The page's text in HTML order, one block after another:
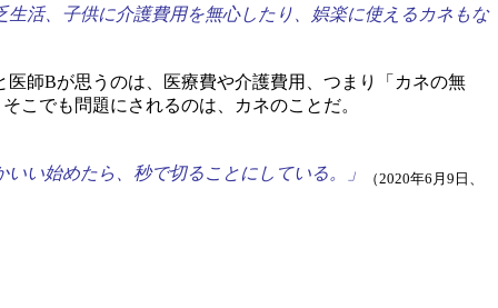
活、子供に介護費用を無心したり、娯楽に使えるカネもな
師Bが思うのは、医療費や介護費用、つまり「カネの無
こでも問題にされるのは、カネのことだ。
い始めたら、秒で切ることにしている。」
（2020年6月9日、